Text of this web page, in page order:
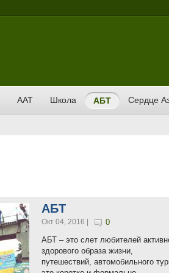
ААТ Школа АБТ Сердце
АБТ
Окт 04, 2016 |
0
АБТ – это слет любителей
здорового образа жизни,
путешествий, автомобильного